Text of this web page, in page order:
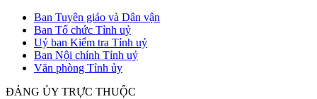
Ban Tuyên giáo và Dân vận
Ban Tổ chức Tỉnh uỷ
Uỷ ban Kiểm tra Tỉnh uỷ
Ban Nội chính Tỉnh uỷ
Văn phòng Tỉnh ủy
ĐẢNG ỦY TRỰC THUỘC